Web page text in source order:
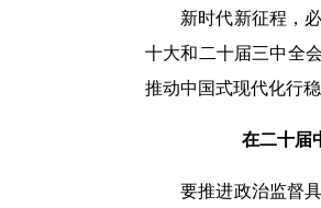
新时代新征程，
十大和二十届三中全
推动中国式现代化行稳
在二十届
要推进政治监督